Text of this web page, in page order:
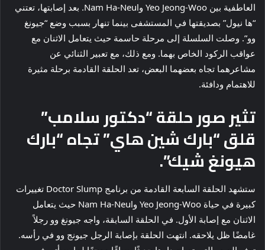
العاطفية بين Yeo Jeong-Woo وNam Ha-Neul. بعد إصابتها، تعتني
“ها نيول” بصديقتها في المستشفى بينما تنهار بسبب وضع “جيونغ
وو”. وصلت السلسلة إلى مرحلة حاسمة حيث يتعامل الاثنان مع
عواقب الركود الخاص بهما. ومع ذلك، مع تعبير الثنائي عن
مشاعرهما تجاه بعضهما البعض، تعد الحلقة القادمة برحلة مثيرة
للاهتمام ودافئة.
تثير صور حلقة “دكتور سلامب”
قلق “بارك شين هاي” تجاه “بارك
هيونغ شيك”.
ستشهد الحلقة السابعة القادمة من برنامج Doctor Slump تغييرات
كبيرة في حياة Yeo Jeong-Woo وNam Ha-Neul حيث يتعامل
الاثنان مع إصابة الأول. في الحلقة السابقة، واجه جيونغ وو رجلاً
غامضًا ظل يلاحقه. انتهت الحلقة بإصابة الرجل جيونج وو في رأسه.